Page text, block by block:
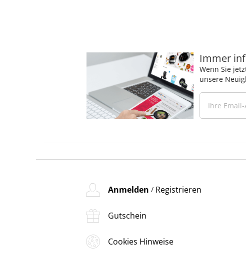
Immer
Wenn Sie
unsere
Anmelden / Registrieren
Gutschein
Cookies Hinweise